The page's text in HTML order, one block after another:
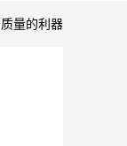
量的利器